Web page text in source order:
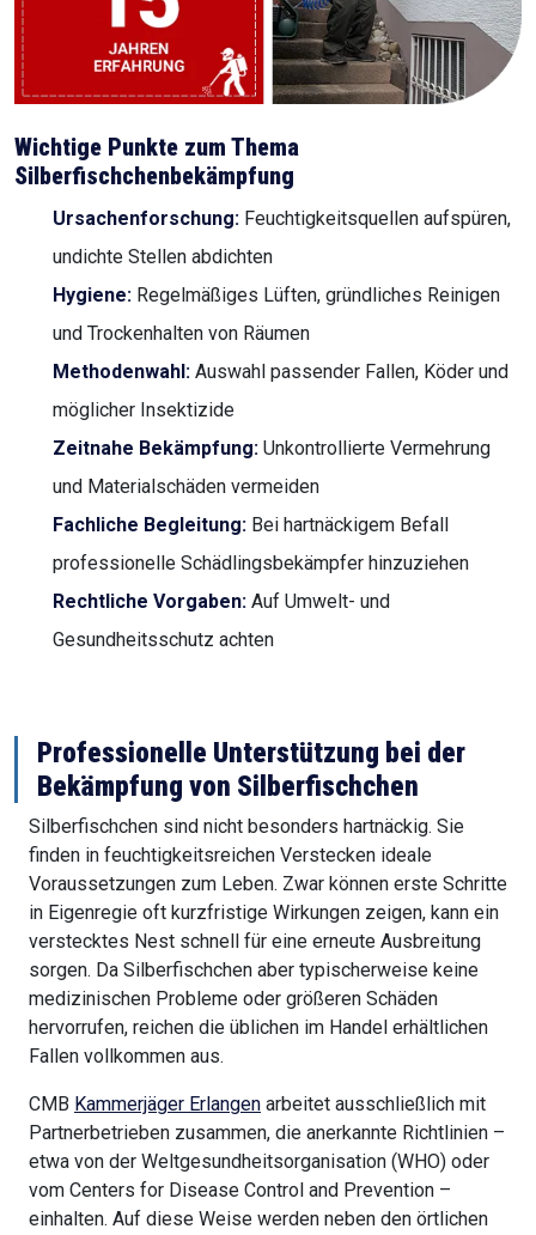
Wichtige Punkte zum Thema
Silberfischchenbekämpfung
Ursachenforschung: Feuchtigkeitsquellen aufspüren,
undichte Stellen abdichten
Hygiene: Regelmäßiges Lüften, gründliches Reinigen
und Trockenhalten von Räumen
Methodenwahl: Auswahl passender Fallen, Köder und
möglicher Insektizide
Zeitnahe Bekämpfung: Unkontrollierte Vermehrung
und Materialschäden vermeiden
Fachliche Begleitung: Bei hartnäckigem Befall
professionelle Schädlingsbekämpfer hinzuziehen
Rechtliche Vorgaben: Auf Umwelt- und
Gesundheitsschutz achten
Professionelle Unterstützung bei der
Bekämpfung von Silberfischchen
Silberfischchen sind nicht besonders hartnäckig. Sie
finden in feuchtigkeitsreichen Verstecken ideale
Voraussetzungen zum Leben. Zwar können erste Schritte
in Eigenregie oft kurzfristige Wirkungen zeigen, kann ein
verstecktes Nest schnell für eine erneute Ausbreitung
sorgen. Da Silberfischchen aber typischerweise keine
medizinischen Probleme oder größeren Schäden
hervorrufen, reichen die üblichen im Handel erhältlichen
Fallen vollkommen aus.
CMB Kammerjäger Erlangen arbeitet ausschließlich mit
Partnerbetrieben zusammen, die anerkannte Richtlinien –
etwa von der Weltgesundheitsorganisation (WHO) oder
vom Centers for Disease Control and Prevention –
einhalten. Auf diese Weise werden neben den örtlichen